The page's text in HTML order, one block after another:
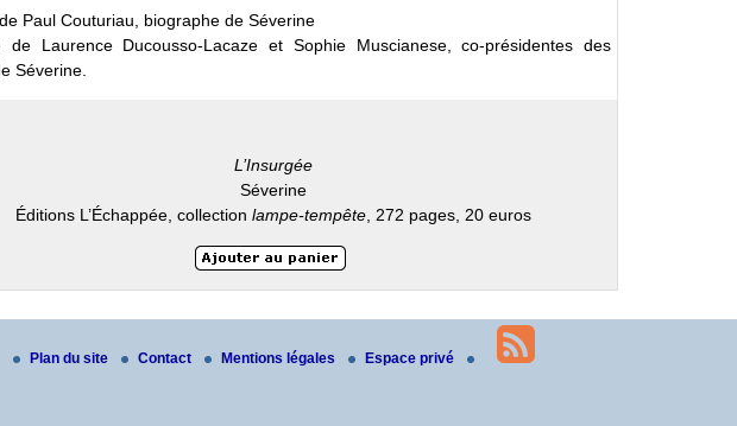
Paul Couturiau, biographe de Séverine
de Laurence Ducousso-Lacaze et Sophie Muscianese, co-présidentes des
Séverine.
L’Insurgée
Séverine
Éditions L’Échappée, collection lampe-tempête, 272 pages, 20 euros
Plan du site Contact Mentions légales Espace privé